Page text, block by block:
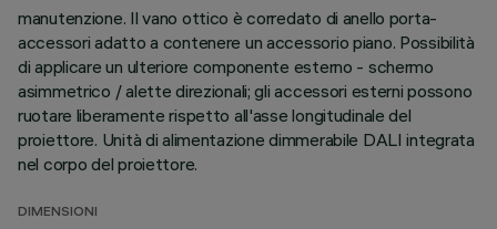
manutenzione. Il vano ottico è corredato di anello porta-
accessori adatto a contenere un accessorio piano. Possibilità
di applicare un ulteriore componente esterno - schermo
asimmetrico / alette direzionali; gli accessori esterni possono
ruotare liberamente rispetto all'asse longitudinale del
proiettore. Unità di alimentazione dimmerabile DALI integrata
nel corpo del proiettore.
DIMENSIONI